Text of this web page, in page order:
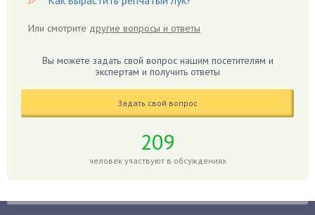
Гиацинт
Гладиолусы
Гранат
Или смотрите другие вопросы и ответы
Вы можете задать свой вопрос нашим посетителям и
экспертам и получить ответы
Задать свой вопрос
209
человек участвуют в обсуждениях